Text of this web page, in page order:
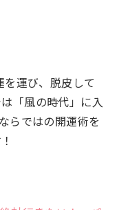
運び、脱皮して
「風の時代」に入
らではの開運術を